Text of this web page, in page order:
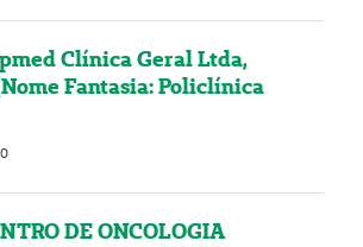
Clínica Geral Ltda,
Fantasia: Policlínica
DE ONCOLOGIA